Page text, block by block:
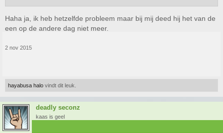
Haha ja, ik heb hetzelfde probleem maar bij mij deed hij het van de
een op de andere dag niet meer.
2 nov 2015
hayabusa halo vindt dit leuk.
deadly seconz
kaas is geel